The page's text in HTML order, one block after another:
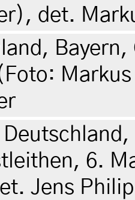
det.
6.
Jens